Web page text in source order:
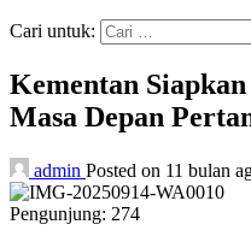
Cari untuk:
Kementan
Masa Depan
admin Posted on 11 bulan
Pengunjung: 274